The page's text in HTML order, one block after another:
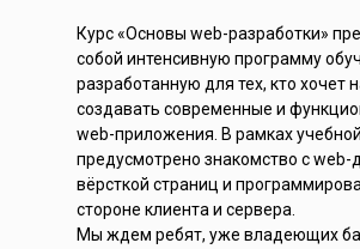
Курс «Основы web-разработки»
собой интенсивную программу
разработанную для тех, кто хочет
создавать современные и
web-приложения. В рамках
предусмотрено знакомство с web-
вёрсткой страниц и
стороне клиента и сервера.
Мы ждем ребят, уже владеющих